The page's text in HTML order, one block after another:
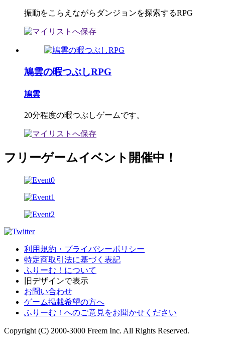
振動をこらえながらダンジョンを探索するRPG
鳩雲の暇つぶしRPG
鳩雲
20分程度の暇つぶしゲームです。
フリーゲームイベント開催中！
利用規約・プライバシーポリシー
特定商取引法に基づく表記
ふりーむ！について
旧デザインで表示
お問い合わせ
ゲーム掲載希望の方へ
ふりーむ！へのご意見をお聞かせください
Copyright (C) 2000-3000 Freem Inc. All Rights Reserved.